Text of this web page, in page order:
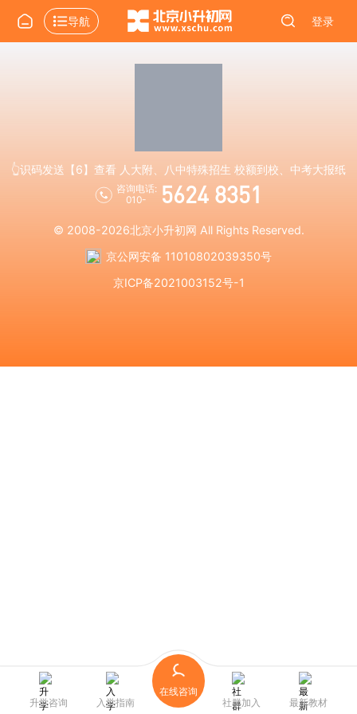
导航 登录
👆识码发送【6】查看 人大附、八中特殊招生 校额到校、中考大报纸
咨询电话:
010-
5624 8351
© 2008-2026北京小升初网 All Rights Reserved.
京公网安备 11010802039350号
京ICP备2021003152号-1
升学咨询 入学指南
在线咨询
社群加入
最新教材